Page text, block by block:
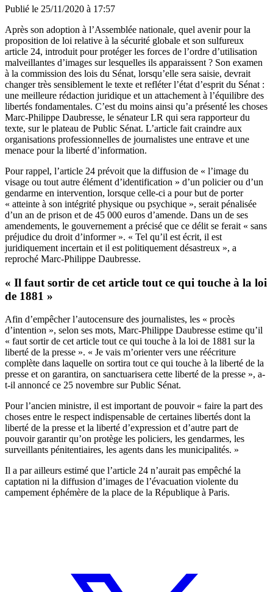
Publié le 25/11/2020 à 17:57
Après son adoption à l’Assemblée nationale, quel avenir pour la
proposition de loi relative à la sécurité globale et son sulfureux
article 24, introduit pour protéger les forces de l’ordre d’utilisation
malveillantes d’images sur lesquelles ils apparaissent ? Son examen
à la commission des lois du Sénat, lorsqu’elle sera saisie, devrait
changer très sensiblement le texte et refléter l’état d’esprit du Sénat :
une meilleure rédaction juridique et un attachement à l’équilibre des
libertés fondamentales. C’est du moins ainsi qu’a présenté les choses
Marc-Philippe Daubresse, le sénateur LR qui sera rapporteur du
texte, sur le plateau de Public Sénat. L’article fait craindre aux
organisations professionnelles de journalistes une entrave et une
menace pour la liberté d’information.
Pour rappel, l’article 24 prévoit que la diffusion de « l’image du
visage ou tout autre élément d’identification » d’un policier ou d’un
gendarme en intervention, lorsque celle-ci a pour but de porter
« atteinte à son intégrité physique ou psychique », serait pénalisée
d’un an de prison et de 45 000 euros d’amende. Dans un de ses
amendements, le gouvernement a précisé que ce délit se ferait « sans
préjudice du droit d’informer ». « Tel qu’il est écrit, il est
juridiquement incertain et il est politiquement désastreux », a
reproché Marc-Philippe Daubresse.
« Il faut sortir de cet article tout ce qui touche à la loi
de 1881 »
Afin d’empêcher l’autocensure des journalistes, les « procès
d’intention », selon ses mots, Marc-Philippe Daubresse estime qu’il
« faut sortir de cet article tout ce qui touche à la loi de 1881 sur la
liberté de la presse ». « Je vais m’orienter vers une réécriture
complète dans laquelle on sortira tout ce qui touche à la liberté de la
presse et on garantira, on sanctuarisera cette liberté de la presse », a-
t-il annoncé ce 25 novembre sur Public Sénat.
Pour l’ancien ministre, il est important de pouvoir « faire la part des
choses entre le respect indispensable de certaines libertés dont la
liberté de la presse et la liberté d’expression et d’autre part de
pouvoir garantir qu’on protège les policiers, les gendarmes, les
surveillants pénitentiaires, les agents dans les municipalités. »
Il a par ailleurs estimé que l’article 24 n’aurait pas empêché la
captation ni la diffusion d’images de l’évacuation violente du
campement éphémère de la place de la République à Paris.